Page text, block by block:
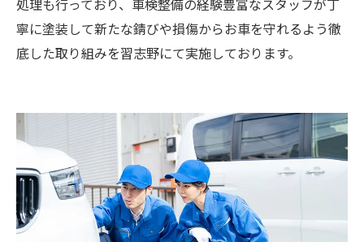
処理も行っており、車検整備の経験豊富なスタッフが丁
寧に塗装して新たな錆びや損傷からお車を守れるよう徹
底した取り組みを習志野にて実施しております。